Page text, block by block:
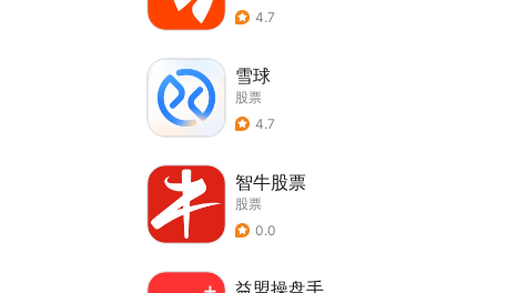
4.7
雪球
股票
4.7
智牛股票
股票
0.0
益盟操盘手